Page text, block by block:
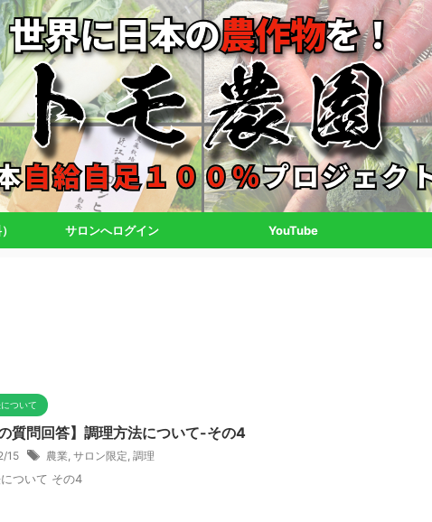
サロンへログイン YouTube
ついて
の質問回答】調理方法について-その4
15 農業, サロン限定, 調理
ついて その4